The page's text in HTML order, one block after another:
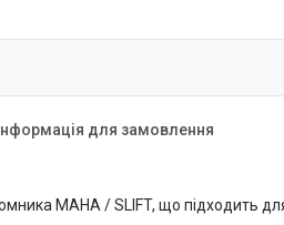
для замовлення
MAHA / SLIFT, що підходить